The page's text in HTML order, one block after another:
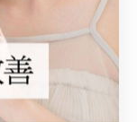
善